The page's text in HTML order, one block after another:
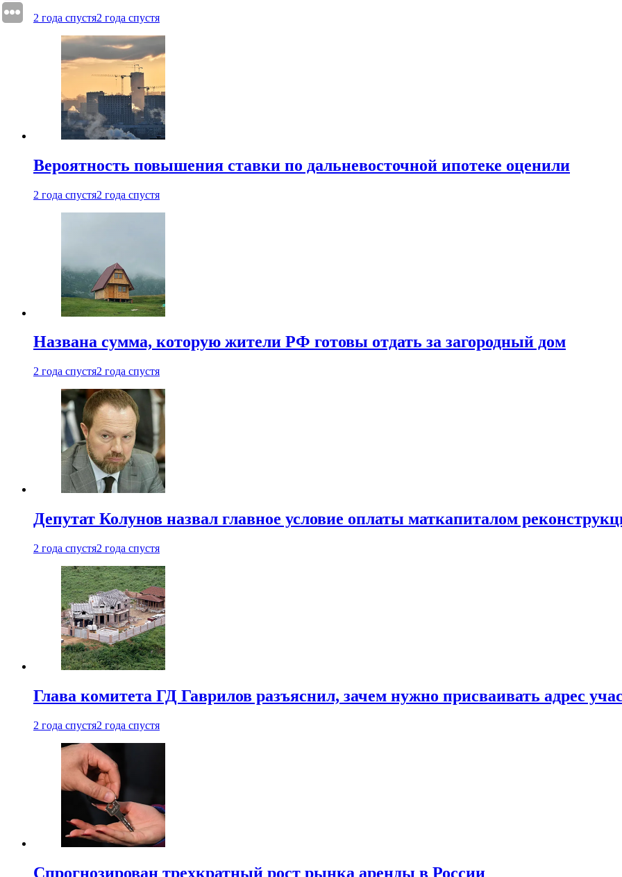
2 года спустя2 года спустя
Вероятность повышения ставки по дальневосточной ипотеке оценили
2 года спустя2 года спустя
Названа сумма, которую жители РФ готовы отдать за загородный дом
2 года спустя2 года спустя
Депутат Колунов назвал главное условие оплаты маткапиталом
2 года спустя2 года спустя
Глава комитета ГД Гаврилов разъяснил, зачем нужно присваивать адрес
2 года спустя2 года спустя
Спрогнозирован трехкратный рост рынка аренды в России